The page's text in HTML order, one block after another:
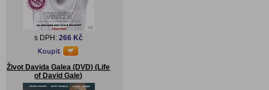
s DPH: 266 Kč
Život Davida Galea (DVD) (Life
of David Gale)